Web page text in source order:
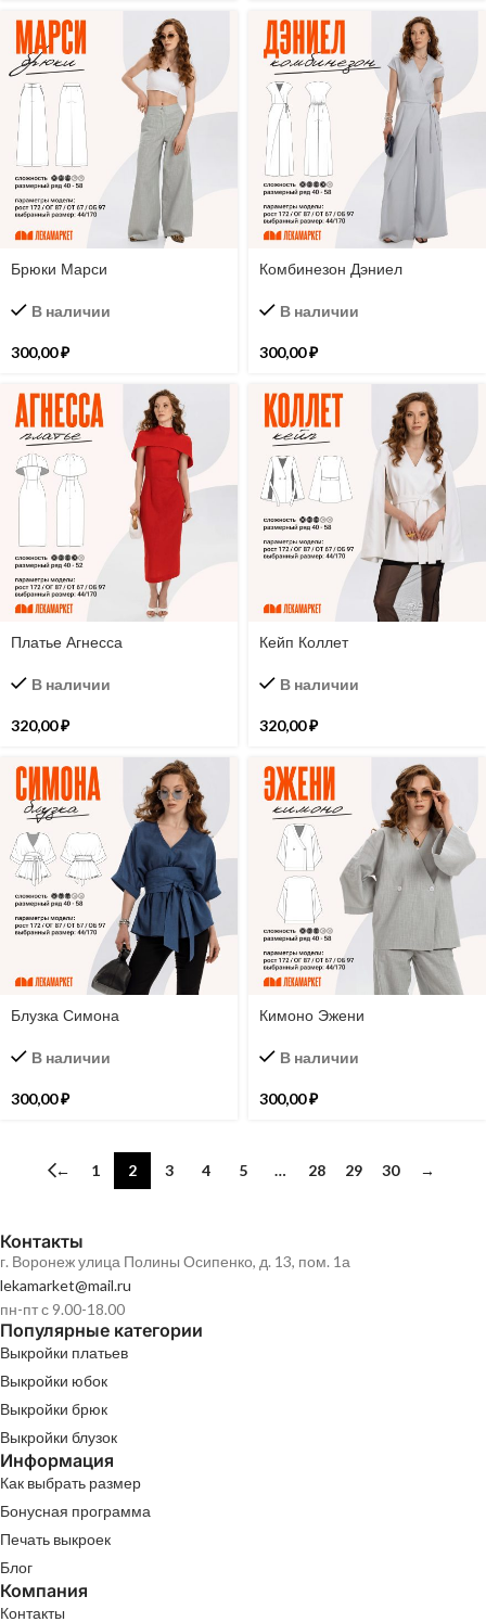
Брюки Марси
В наличии
300,00₽
Комбинезон Дэниел
В наличии
300,00₽
Платье Агнесса
В наличии
320,00₽
Кейп Коллет
В наличии
320,00₽
Блузка Симона
В наличии
300,00₽
Кимоно Эжени
В наличии
300,00₽
← 1 2 3 4 5 … 28 29 30 →
Контакты
г. Воронеж улица Полины Осипенко, д. 13, пом. 1а
lekamarket@mail.ru
пн-пт с 9.00-18.00
Популярные категории
Выкройки платьев
Выкройки юбок
Выкройки брюк
Выкройки блузок
Информация
Как выбрать размер
Бонусная программа
Печать выкроек
Блог
Компания
Контакты